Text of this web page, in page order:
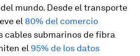
mundo. Desde el transporte
el 80% del comercio
cables submarinos de fibra
el 95% de los datos